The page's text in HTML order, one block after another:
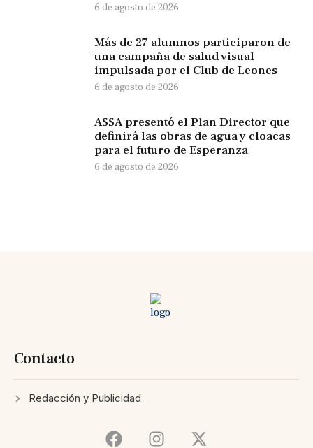
6 de agosto de 2026
Más de 27 alumnos participaron de
una campaña de salud visual
impulsada por el Club de Leones
6 de agosto de 2026
ASSA presentó el Plan Director que
definirá las obras de agua y cloacas
para el futuro de Esperanza
6 de agosto de 2026
Contacto
Redacción y Publicidad